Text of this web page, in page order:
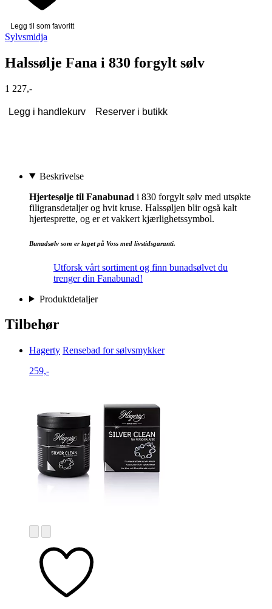
Legg til som favoritt
Sylvsmidja
Halssølje Fana i 830 forgylt sølv
1 227,-
Legg i handlekurv Reserver i butikk
Beskrivelse
Hjertesølje til Fanabunad i 830 forgylt sølv med utsøkte
filigransdetaljer og hvit kruse. Halssøljen blir også kalt
hjertesprette, og er et vakkert kjærlighetssymbol.
Bunadsølv som er laget på Voss med livstidsgaranti.
Utforsk vårt sortiment og finn bunadsølvet du
trenger din Fanabunad!
Produktdetaljer
Tilbehør
Hagerty Rensebad for sølvsmykker
259,-